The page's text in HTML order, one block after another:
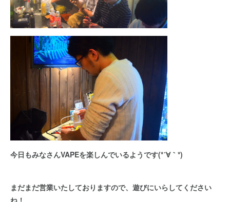
今日もみなさんVAPEを楽しんでいるようです(*´∀｀*)
まだまだ営業いたしておりますので、遊びにいらしてください
ね！